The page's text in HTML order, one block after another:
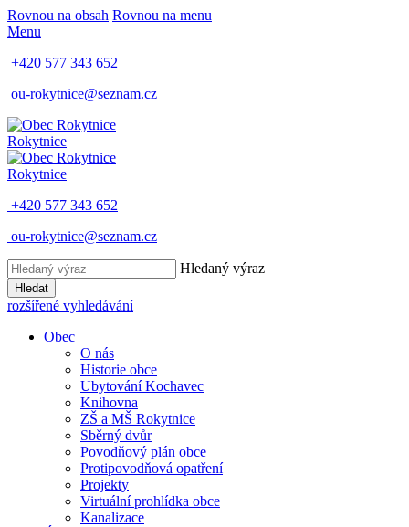
Rovnou na obsah Rovnou na menu
Menu
+420 577 343 652
ou-rokytnice@seznam.cz
Rokytnice
Rokytnice
+420 577 343 652
ou-rokytnice@seznam.cz
Hledaný výraz
Hledat
rozšířené vyhledávání
Obec
O nás
Historie obce
Ubytování Kochavec
Knihovna
ZŠ a MŠ Rokytnice
Sběrný dvůr
Povodňový plán obce
Protipovodňová opatření
Projekty
Virtuální prohlídka obce
Kanalizace